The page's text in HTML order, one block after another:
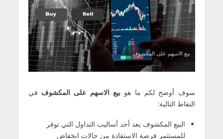
بيع الاسهم على المكشوف
سوف أوضح لكم ما هوبيع الاسهم على المكشوف في
النقاط التالية:
البيع المكشوف يعد أحد أساليب التداول التي توفر
للمستثمر فرصة الاستفادة من حالات انخفاض